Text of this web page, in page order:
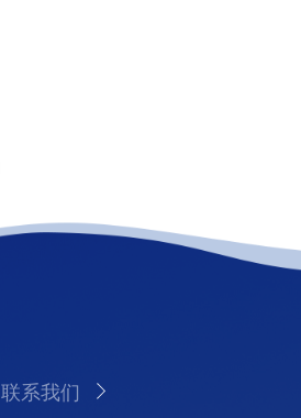
联系我们